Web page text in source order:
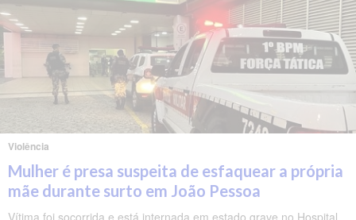
Violência
Mulher é presa suspeita de esfaquear a própria
mãe durante surto em João Pessoa